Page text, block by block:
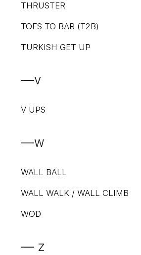
THRUSTER
TOES TO BAR (T2B)
TURKISH GET UP
—v
V UPS
—w
WALL BALL
WALL WALK / WALL CLIMB
WOD
— z